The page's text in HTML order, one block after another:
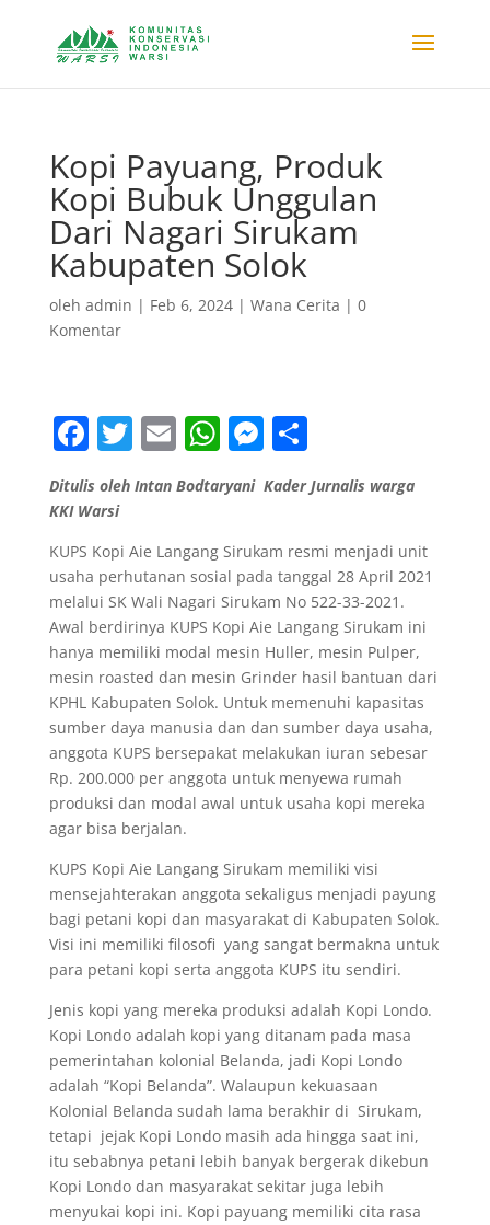
Kopi Payuang, Produk
Kopi Bubuk Unggulan
Dari Nagari Sirukam
Kabupaten Solok
oleh admin | Feb 6, 2024| Wana Cerita | 0
Komentar
F
a
c
e
b
o
o
k
T
w
itt
er
E
m
ai
l
W
at
s
A
p
p
M
e
ss
e
n
g
er
S
h
ar
e
Ditulis oleh Intan Bodtaryani Kader Jurnalis warga
KKI Warsi
KUPS Kopi Aie Langang Sirukam resmi menjadi unit
usaha perhutanan sosial pada tanggal 28 April 2021
melalui SK Wali Nagari Sirukam No 522-33-2021.
Awal berdirinya KUPS Kopi Aie Langang Sirukam ini
hanya memiliki modal mesin Huller, mesin Pulper,
mesin roasted dan mesin Grinder hasil bantuan dari
KPHL Kabupaten Solok. Untuk memenuhi kapasitas
sumber daya manusia dan dan sumber daya usaha,
anggota KUPS bersepakat melakukan iuran sebesar
Rp. 200.000 per anggota untuk menyewa rumah
produksi dan modal awal untuk usaha kopi mereka
agar bisa berjalan.
KUPS Kopi Aie Langang Sirukam memiliki visi
mensejahterakan anggota sekaligus menjadi payung
bagi petani kopi dan masyarakat di Kabupaten Solok.
Visi ini memiliki filosofi yang sangat bermakna untuk
para petani kopi serta anggota KUPS itu sendiri.
Jenis kopi yang mereka produksi adalah Kopi Londo.
Kopi Londo adalah kopi yang ditanam pada masa
pemerintahan kolonial Belanda, jadi Kopi Londo
adalah “Kopi Belanda”. Walaupun kekuasaan
Kolonial Belanda sudah lama berakhir di Sirukam,
tetapi jejak Kopi Londo masih ada hingga saat ini,
itu sebabnya petani lebih banyak bergerak dikebun
Kopi Londo dan masyarakat sekitar juga lebih
menyukai kopi ini. Kopi payuang memiliki cita rasa